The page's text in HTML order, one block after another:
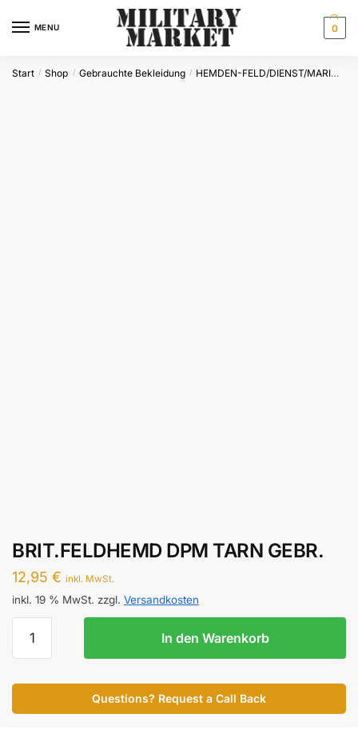
MENU 0
Start / Shop / Gebrauchte Bekleidung / HEMDEN-FELD/DIENST/MARINE
BRIT.FELDHEMD DPM TARN GEBR.
12,95 € inkl. MwSt.
inkl. 19 % MwSt. zzgl. Versandkosten
DPM
GEBR.
In den Warenkorb
Questions? Request a Call Back